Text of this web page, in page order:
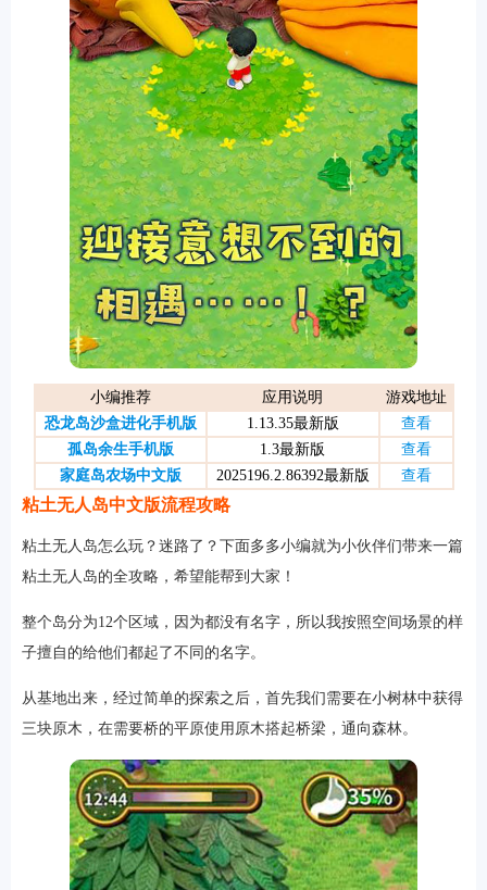
软件
资讯
小编推荐 应用说明
游戏地址
恐龙岛沙盒进化手机版
1.13.35最新版
查看
孤岛余生手机版
1.3最新版
查看
家庭岛农场中文版
2025196.2.86392最新版 查看
粘土无人岛中文版流程攻略
粘土无人岛怎么玩？迷路了？下面多多小编就为小伙伴们带来一篇
粘土无人岛的全攻略，希望能帮到大家！
整个岛分为12个区域，因为都没有名字，所以我按照空间场景的样
子擅自的给他们都起了不同的名字。
从基地出来，经过简单的探索之后，首先我们需要在小树林中获得
三块原木，在需要桥的平原使用原木搭起桥梁，通向森林。